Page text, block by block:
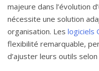
majeure dans l’évolution
nécessite une solution
organisation. Les logiciels
flexibilité remarquable,
d’ajuster leurs outils